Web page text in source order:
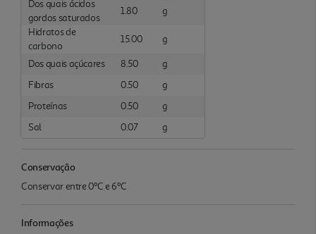
Dos quais ácidos
gordos saturados
1.80
g
Hidratos de
carbono
15.00 g
Dos quais açúcares 8.50
g
Fibras
0.50
g
Proteínas
0.50
g
Sal
0.07 g
Conservação
Conservar entre 0ºC e 6ºC
Informações